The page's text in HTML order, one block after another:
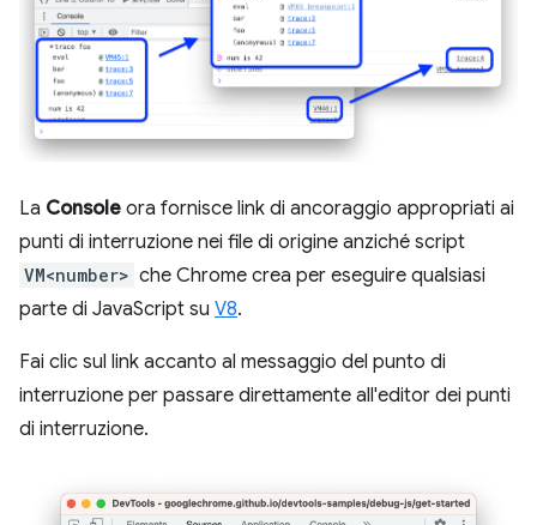
La Console ora fornisce link di ancoraggio appropriati ai
punti di interruzione nei file di origine anziché script
VM<number> che Chrome crea per eseguire qualsiasi
parte di JavaScript su V8.
Fai clic sul link accanto al messaggio del punto di
interruzione per passare direttamente all'editor dei punti
di interruzione.